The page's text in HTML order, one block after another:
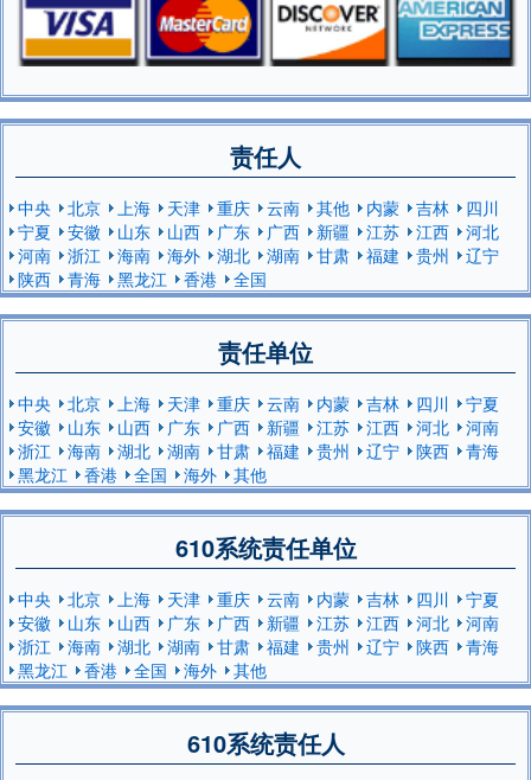
责任人
中央 北京 上海 天津 重庆 云南 其他 内蒙 吉林
四川
宁夏
安徽 山东 山西 广东 广西 新疆 江苏 江西
河北
河南
浙江 海南 海外 湖北 湖南 甘肃 福建 贵州
辽宁
陕西
青海 黑龙江 香港 全国
责任单位
中央 北京 上海 天津 重庆 云南 内蒙 吉林 四川
宁夏
安徽
山东 山西 广东 广西 新疆 江苏 江西 河北
河南
浙江
海南 湖北 湖南 甘肃 福建 贵州 辽宁 陕西
青海
黑龙江
香港 全国 海外 其他
610系统责任单位
中央 北京 上海 天津 重庆 云南 内蒙 吉林 四川
宁夏
安徽
山东 山西 广东 广西 新疆 江苏 江西 河北
河南
浙江
海南 湖北 湖南 甘肃 福建 贵州 辽宁 陕西
青海
黑龙江
香港 全国 海外 其他
610系统责任人